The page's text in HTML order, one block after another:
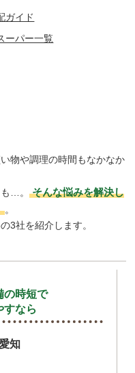
ガイド
ーパー一覧
物や調理の時間もなかなか
も…。 そんな悩みを解決し
。
3社を紹介します。
の時短で
すなら
知